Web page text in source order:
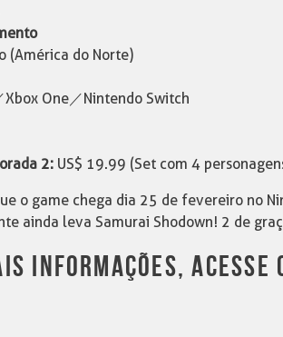
(América do Norte)
One／Nintendo Switch
2: US$ 19.99 (Set com 4 personagens
o game chega dia 25 de fevereiro no
ainda leva Samurai Shodown! 2 de
INFORMAÇÕES, ACESSE